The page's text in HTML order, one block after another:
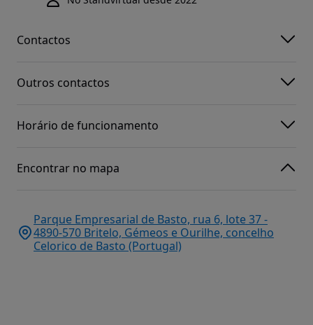
Contactos
Outros contactos
Horário de funcionamento
Encontrar no mapa
Parque Empresarial de Basto, rua 6, lote 37 -
4890-570 Britelo, Gémeos e Ourilhe, concelho
Celorico de Basto (Portugal)